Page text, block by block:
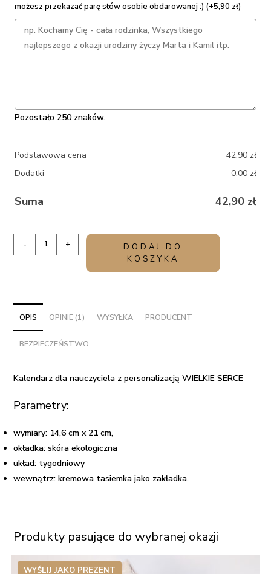
możesz przekazać parę słów osobie obdarowanej :) (+5,90 zł)
Pozostało 250 znaków.
Podstawowa cena 42,90 zł
Dodatki
0,00 zł
Suma 42,90 zł
Kalendarz
z
personalizacją
WIELKIE
SERCE
- +
DODAJ DO
KOSZYKA
OPIS OPINIE (1) WYSYŁKA PRODUCENT
BEZPIECZEŃSTWO
Kalendarz dla nauczyciela z personalizacją WIELKIE SERCE
Parametry:
wymiary: 14,6 cm x 21 cm,
okładka: skóra ekologiczna
układ: tygodniowy
wewnątrz: kremowa tasiemka jako zakładka.
Produkty pasujące do wybranej okazji
WYŚLIJ JAKO PREZENT